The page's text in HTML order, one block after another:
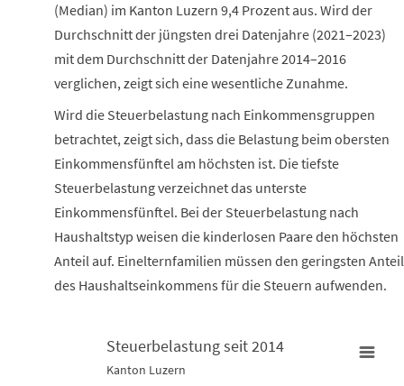
(Median) im Kanton Luzern 9,4 Prozent aus. Wird der
Durchschnitt der jüngsten drei Datenjahre (2021–2023)
mit dem Durchschnitt der Datenjahre 2014–2016
verglichen, zeigt sich eine wesentliche Zunahme.
Wird die Steuerbelastung nach Einkommensgruppen
betrachtet, zeigt sich, dass die Belastung beim obersten
Einkommensfünftel am höchsten ist. Die tiefste
Steuerbelastung verzeichnet das unterste
Einkommensfünftel. Bei der Steuerbelastung nach
Haushaltstyp weisen die kinderlosen Paare den höchsten
Anteil auf. Einelternfamilien müssen den geringsten Anteil
des Haushaltseinkommens für die Steuern aufwenden.
Steuerbelastung seit 2014
Steuerbelastung seit 2014
Kanton Luzern